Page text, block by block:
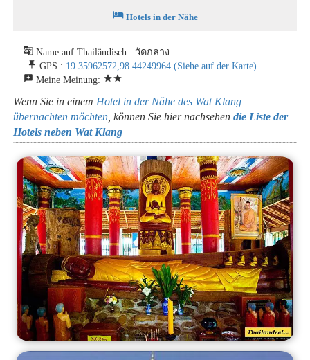
hotelHotels in der Nähe
g_translate Name auf Thailändisch : วัดกลาง
push_pin GPS : 19.35962572,98.44249964 (Siehe auf der Karte)
reviews Meine Meinung: starstar
Wenn Sie in einem Hotel in der Nähe des Wat Klang
übernachten möchten , können Sie hier nachsehendie Liste der
Hotels neben Wat Klang